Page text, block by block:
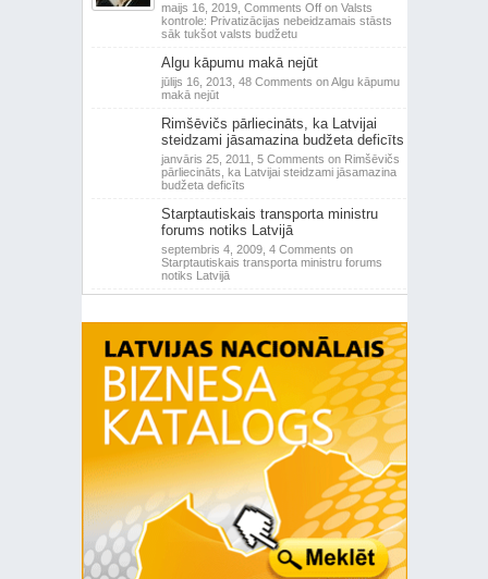
maijs 16, 2019, Comments Offon Valsts
kontrole: Privatizācijas nebeidzamais stāsts
sāk tukšot valsts budžetu
Algu kāpumu makā nejūt
jūlijs 16, 2013, 48 Comments on Algu kāpumu
makā nejūt
Rimšēvičs pārliecināts, ka Latvijai
steidzami jāsamazina budžeta deficīts
janvāris 25, 2011, 5 Comments on Rimšēvičs
pārliecināts, ka Latvijai steidzami jāsamazina
budžeta deficīts
Starptautiskais transporta ministru
forums notiks Latvijā
septembris 4, 2009, 4 Comments on
Starptautiskais transporta ministru forums
notiks Latvijā